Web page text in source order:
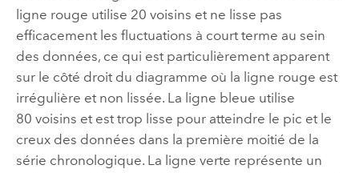
ligne rouge utilise 20 voisins et ne lisse pas
efficacement les fluctuations à court terme au sein
des données, ce qui est particulièrement apparent
sur le côté droit du diagramme où la ligne rouge est
irrégulière et non lissée. La ligne bleue utilise
80 voisins et est trop lisse pour atteindre le pic et le
creux des données dans la première moitié de la
série chronologique. La ligne verte représente un